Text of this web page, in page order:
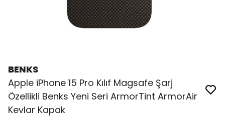
BENKS
Apple iPhone 15 Pro Kılıf Magsafe Şarj
Özellikli Benks Yeni Seri ArmorTint ArmorAir
Kevlar Kapak